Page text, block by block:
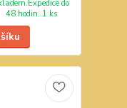
do
48 hodin. 1 ks